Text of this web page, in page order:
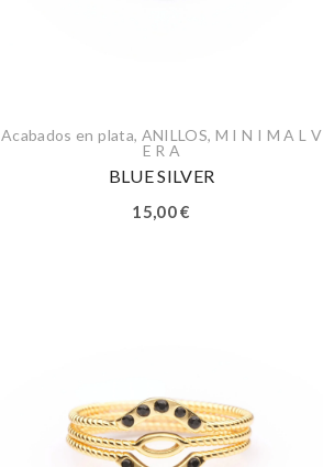
Acabados en plata, ANILLOS, M I N I M A L V
E R A
BLUE SILVER
15,00€